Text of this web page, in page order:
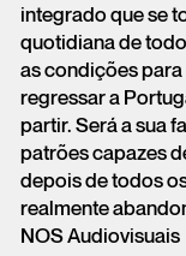
integrado que se
quotidiana de
as condições
regressar a
partir. Será a sua
patrões capazes
depois de todos
realmente
NOS Audiovisuais